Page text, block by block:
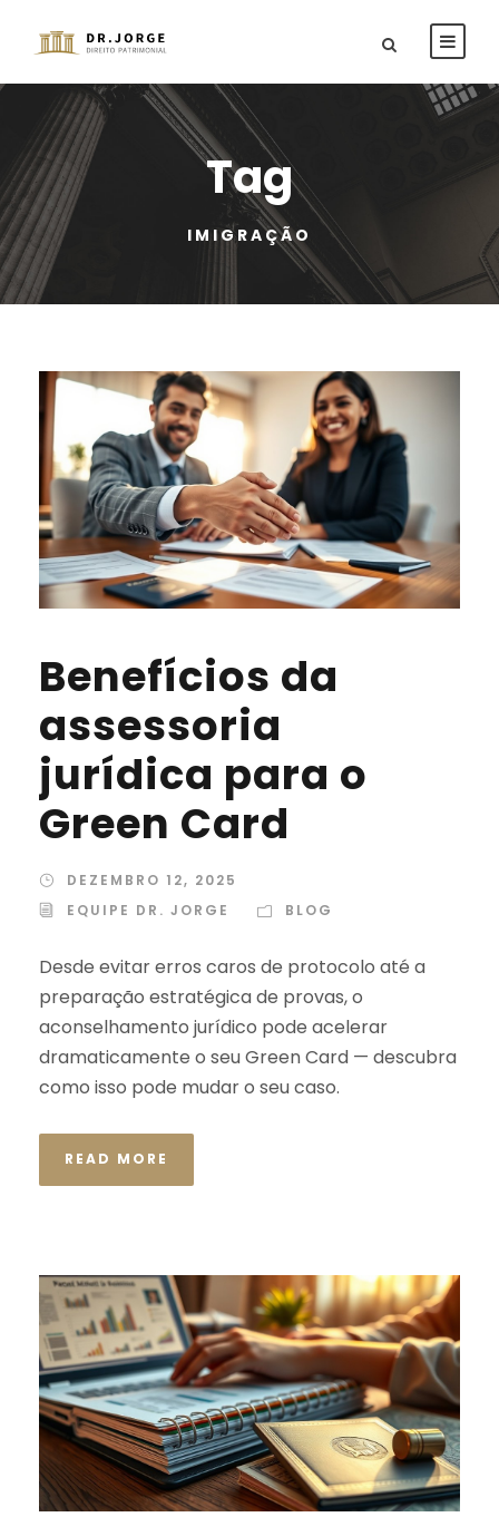
Tag
IMIGRAÇÃO
Benefícios da
assessoria
jurídica para o
Green Card
DEZEMBRO 12, 2025
EQUIPE DR. JORGE
BLOG
Desde evitar erros caros de protocolo até a
preparação estratégica de provas, o
aconselhamento jurídico pode acelerar
dramaticamente o seu Green Card — descubra
como isso pode mudar o seu caso.
READ MORE